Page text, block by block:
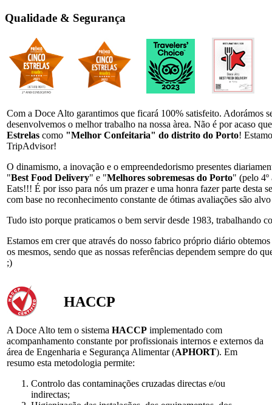
Qualidade & Segurança
Com a Doce Alto garantimos que ficará 100% satisfeito. Adorámos
desenvolvemos o melhor trabalho na nossa àrea. Não é por acaso
Estrelas como "Melhor Confeitaria" do distrito do Porto!
TripAdvisor!
O dinamismo, a inovação e o empreendedorismo presentes
"Best Food Delivery" e "Melhores sobremesas do Porto" (pelo
Eats!!! É por isso para nós um prazer e uma honra fazer parte desta
com base no reconhecimento constante de ótimas avaliações são
Tudo isto porque praticamos o bem servir desde 1983, trabalhando
Estamos em crer que através do nosso fabrico próprio diário
os mesmos, sendo que as nossas referências dependem sempre do
;)
HACCP
A Doce Alto tem o sistema HACCP implementado com
acompanhamento constante por profissionais internos e externos da
área de Engenharia e Segurança Alimentar (APHORT). Em
resumo esta metodologia permite:
Controlo das contaminações cruzadas directas e/ou
indirectas;